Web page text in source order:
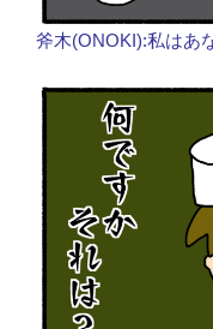
斧木(ONOKI):私はあ